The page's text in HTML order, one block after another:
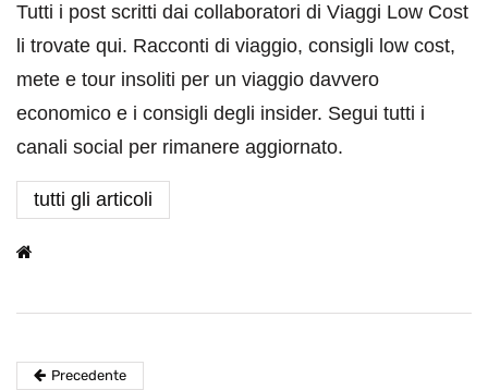
Tutti i post scritti dai collaboratori di Viaggi Low Cost
li trovate qui. Racconti di viaggio, consigli low cost,
mete e tour insoliti per un viaggio davvero
economico e i consigli degli insider. Segui tutti i
canali social per rimanere aggiornato.
tutti gli articoli
Precedente